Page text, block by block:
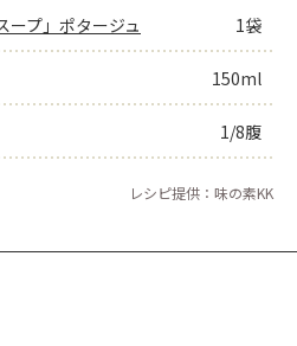
ープ」ポタージュ 1袋
150ml
1/8腹
レシピ提供：味の素KK